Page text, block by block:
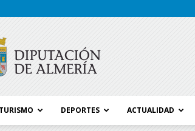
TURISMO DEPORTES ACTUALIDAD